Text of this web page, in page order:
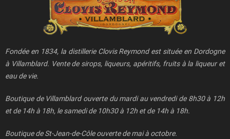
Fondée en 1834, la distillerie Clovis Reymond est située en Dordogne
à Villamblard. Vente de sirops, liqueurs, apéritifs, fruits à la liqueur et
eau de vie.
Boutique de Villamblard ouverte du mardi au vendredi de 8h30 à 12h
et de 14h à 18h, le samedi de 10h30 à 12h et de 14h à 18h.
Boutique de St-Jean-de-Côle ouverte de mai à octobre.